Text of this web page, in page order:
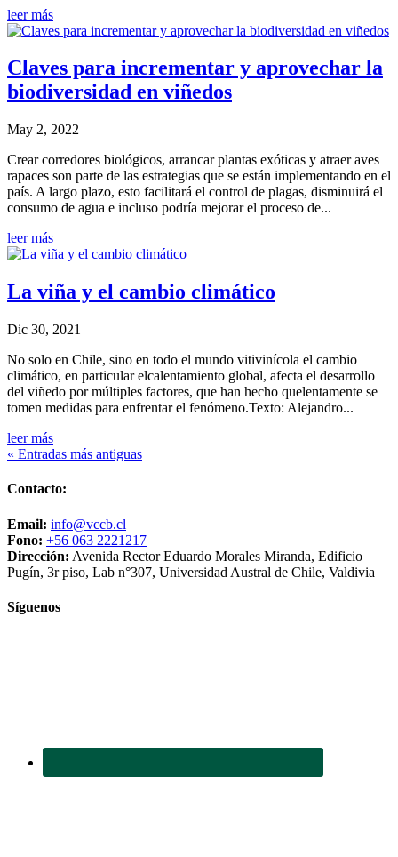
leer más
Claves para incrementar y aprovechar la
biodiversidad en viñedos
May 2, 2022
Crear corredores biológicos, arrancar plantas exóticas y atraer aves
rapaces son parte de las estrategias que se están implementando en el
país. A largo plazo, esto facilitará el control de plagas, disminuirá el
consumo de agua e incluso podría mejorar el proceso de...
leer más
La viña y el cambio climático
Dic 30, 2021
No solo en Chile, sino en todo el mundo vitivinícola el cambio
climático, en particular elcalentamiento global, afecta el desarrollo
del viñedo por múltiples factores, que han hecho quelentamente se
tomen medidas para enfrentar el fenómeno.Texto: Alejandro...
leer más
« Entradas más antiguas
Contacto:
Email: info@vccb.cl
Fono: +56 063 2221217
Dirección: Avenida Rector Eduardo Morales Miranda, Edificio
Pugín, 3r piso, Lab n°307, Universidad Austral de Chile, Valdivia
Síguenos